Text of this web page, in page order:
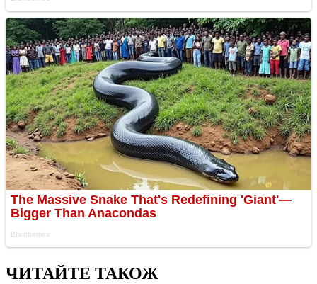
ЧИТАЙТЕ ТАКОЖ